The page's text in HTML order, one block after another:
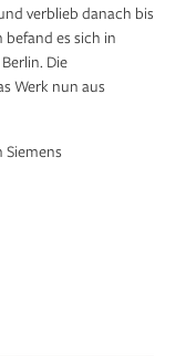
verblieb danach bis
befand es sich in
Die
Werk nun aus
Siemens